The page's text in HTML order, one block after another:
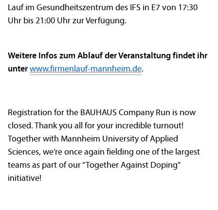
Lauf im Gesundheitszentrum des IFS in E7 von 17:30
Uhr bis 21:00 Uhr zur Verfügung.
Weitere Infos zum Ablauf der Veranstaltung findet ihr
unter www.firmenlauf-mannheim.de.
Registration for the BAUHAUS Company Run is now
closed. Thank you all for your incredible turnout!
Together with Mannheim University of Applied
Sciences, we’re once again fielding one of the largest
teams as part of our “Together Against Doping”
initiative!